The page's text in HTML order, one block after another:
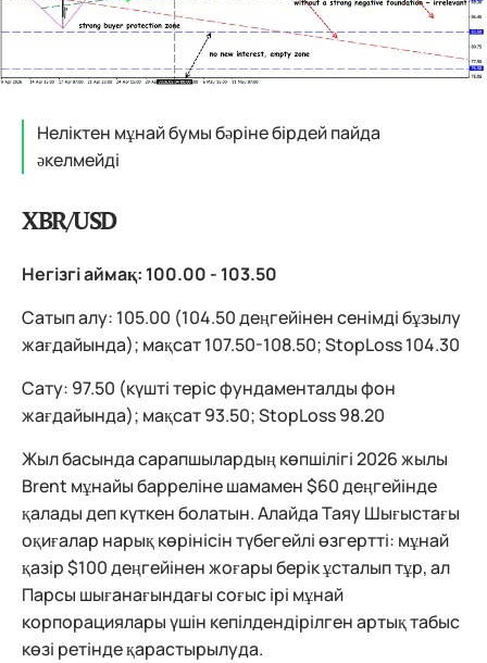
Неліктен мұнай бумы бәріне бірдей пайда
әкелмейді
XBR/USD
Негізгі аймақ: 100.00 - 103.50
Сатып алу: 105.00 (104.50 деңгейінен сенімді бұзылу
жағдайында); мақсат 107.50-108.50; StopLoss 104.30
Сату: 97.50 (күшті теріс фундаменталды фон
жағдайында); мақсат 93.50; StopLoss 98.20
Жыл басында сарапшылардың көпшілігі 2026 жылы
Brent мұнайы барреліне шамамен $60 деңгейінде
қалады деп күткен болатын. Алайда Таяу Шығыстағы
оқиғалар нарық көрінісін түбегейлі өзгертті: мұнай
қазір $100 деңгейінен жоғары берік ұсталып тұр, ал
Парсы шығанағындағы соғыс ірі мұнай
корпорациялары үшін кепілдендірілген артық табыс
көзі ретінде қарастырылуда.